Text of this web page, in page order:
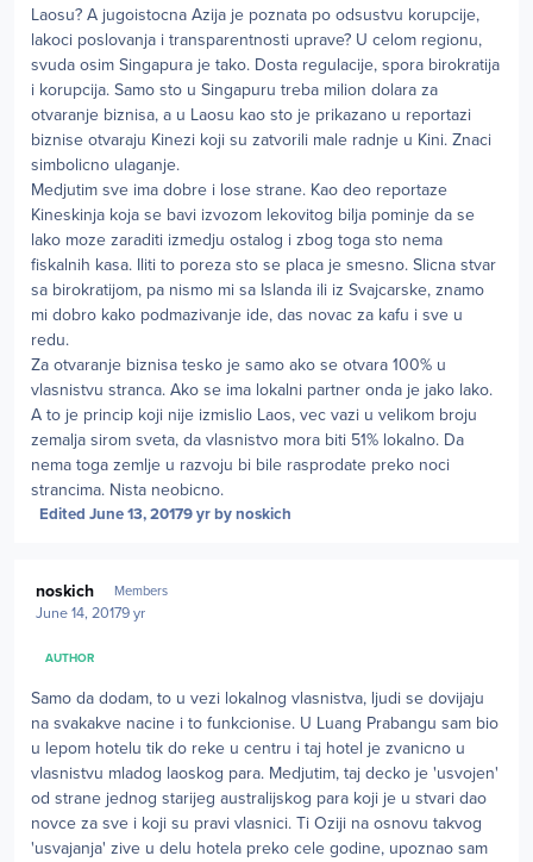
Laosu? A jugoistocna Azija je poznata po odsustvu korupcije,
lakoci poslovanja i transparentnosti uprave? U celom regionu,
svuda osim Singapura je tako. Dosta regulacije, spora birokratija
i korupcija. Samo sto u Singapuru treba milion dolara za
otvaranje biznisa, a u Laosu kao sto je prikazano u reportazi
biznise otvaraju Kinezi koji su zatvorili male radnje u Kini. Znaci
simbolicno ulaganje.
Medjutim sve ima dobre i lose strane. Kao deo reportaze
Kineskinja koja se bavi izvozom lekovitog bilja pominje da se
lako moze zaraditi izmedju ostalog i zbog toga sto nema
fiskalnih kasa. Iliti to poreza sto se placa je smesno. Slicna stvar
sa birokratijom, pa nismo mi sa Islanda ili iz Svajcarske, znamo
mi dobro kako podmazivanje ide, das novac za kafu i sve u
redu.
Za otvaranje biznisa tesko je samo ako se otvara 100% u
vlasnistvu stranca. Ako se ima lokalni partner onda je jako lako.
A to je princip koji nije izmislio Laos, vec vazi u velikom broju
zemalja sirom sveta, da vlasnistvo mora biti 51% lokalno. Da
nema toga zemlje u razvoju bi bile rasprodate preko noci
strancima. Nista neobicno.
Edited June 13, 20179 yrby noskich
noskich Members
June 14, 20179 yr
AUTHOR
Samo da dodam, to u vezi lokalnog vlasnistva, ljudi se dovijaju
na svakakve nacine i to funkcionise. U Luang Prabangu sam bio
u lepom hotelu tik do reke u centru i taj hotel je zvanicno u
vlasnistvu mladog laoskog para. Medjutim, taj decko je 'usvojen'
od strane jednog starijeg australijskog para koji je u stvari dao
novce za sve i koji su pravi vlasnici. Ti Oziji na osnovu takvog
'usvajanja' zive u delu hotela preko cele godine, upoznao sam